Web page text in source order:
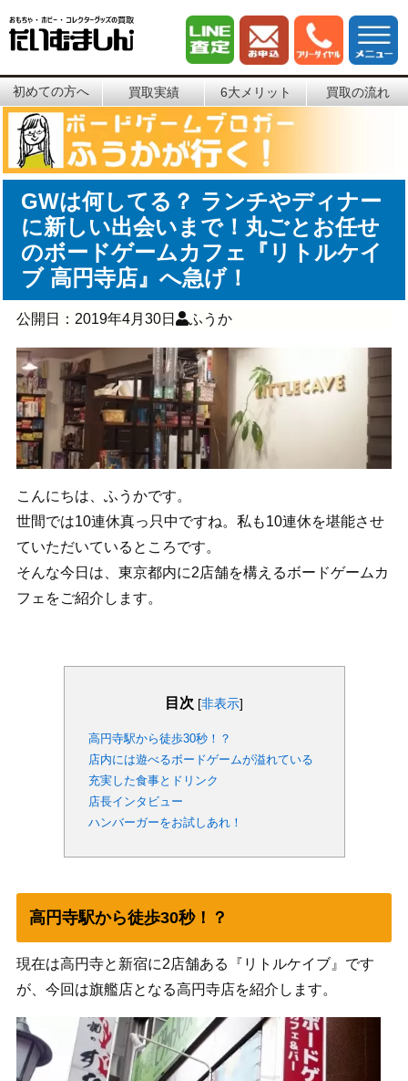
初めての方へ 買取実績 6大メリット 買取の流れ
GWは何してる？ ランチやディナー
に新しい出会いまで！丸ごとお任せ
のボードゲームカフェ『リトルケイ
ブ 高円寺店』へ急げ！
公開日： 2019年4月30日 ふうか
こんにちは、ふうかです。
世間では10連休真っ只中ですね。私も10連休を堪能させ
ていただいているところです。
そんな今日は、東京都内に2店舗を構えるボードゲームカ
フェをご紹介します。
目次 [非表示]
高円寺駅から徒歩30秒！？
店内には遊べるボードゲームが溢れている
充実した食事とドリンク
店長インタビュー
ハンバーガーをお試しあれ！
高円寺駅から徒歩30秒！？
現在は高円寺と新宿に2店舗ある『リトルケイブ』です
が、今回は旗艦店となる高円寺店を紹介します。